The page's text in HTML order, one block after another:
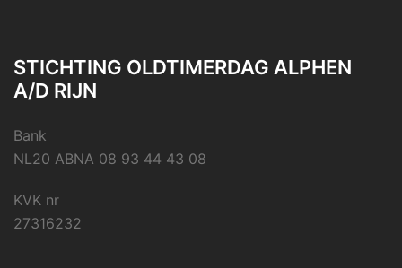
STICHTING OLDTIMERDAG ALPHEN
A/D RIJN
Bank
NL20 ABNA 08 93 44 43 08
KVK nr
27316232